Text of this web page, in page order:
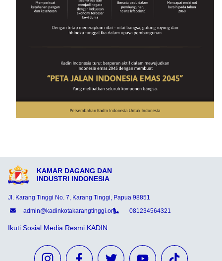
KAMAR DAGANG DAN
INDUSTRI INDONESIA
Jl. Karang Tinggi No. 7, Karang Tinggi, Papua 98851
admin@kadinkotakarangtinggi.org
081234564321
Ikuti Sosial Media Resmi KADIN